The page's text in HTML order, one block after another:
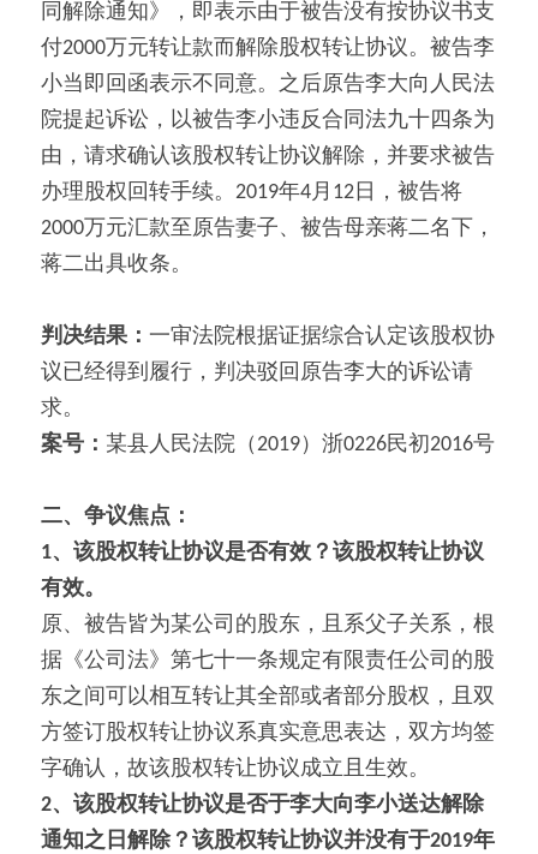
同解除通知》，即表示由于被告没有按协议书支
付2000万元转让款而解除股权转让协议。被告李
小当即回函表示不同意。之后原告李大向人民法
院提起诉讼，以被告李小违反合同法九十四条为
由，请求确认该股权转让协议解除，并要求被告
办理股权回转手续。2019年4月12日，被告将
2000万元汇款至原告妻子、被告母亲蒋二名下，
蒋二出具收条。
判决结果： 一审法院根据证据综合认定该股权协
议已经得到履行，判决驳回原告李大的诉讼请
求。
案号： 某县人民法院（2019）浙0226民初2016号
二、争议焦点：
1、该股权转让协议是否有效？该股权转让协议
有效。
原、被告皆为某公司的股东，且系父子关系，根
据《公司法》第七十一条规定有限责任公司的股
东之间可以相互转让其全部或者部分股权，且双
方签订股权转让协议系真实意思表达，双方均签
字确认，故该股权转让协议成立且生效。
2、该股权转让协议是否于李大向李小送达解除
通知之日解除？该股权转让协议并没有于2019年